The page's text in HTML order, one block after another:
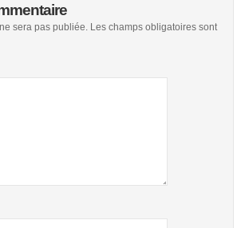
sera pas publiée. Les champs obligatoires sont